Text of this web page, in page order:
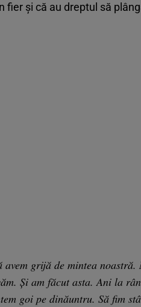
fier și că au dreptul să
grijă de mintea
Și am făcut asta. Ani la
goi pe dinăuntru. Să fim